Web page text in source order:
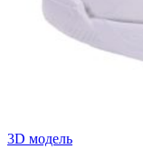
3D модель